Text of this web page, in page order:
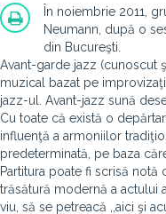
În noiembrie 2011,
Neumann, după o
din Bucureşti.
Avant-garde jazz (cunoscut
muzical bazat pe
jazz-ul. Avant-jazz sună
Cu toate că există o
influenţă a armoniilor
predeterminată, pe baza
Partitura poate fi scrisă notă
trăsătură modernă a actului
viu, să se petreacă ,,aici şi